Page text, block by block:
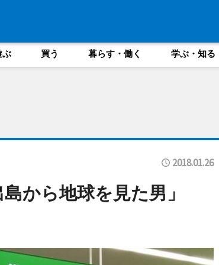
ぶ 買う 暮らす・働く 学ぶ・知る
2018.01.26
島から地球を見た男」